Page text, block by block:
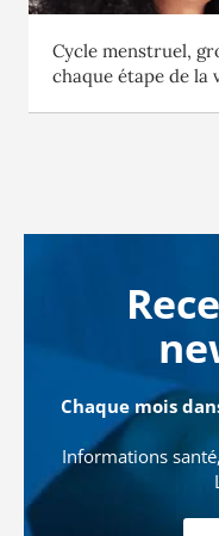
Cycle menstruel,
chaque étape de la
Chaque mois
Informations